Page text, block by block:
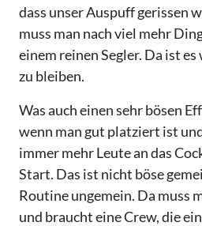
dass unser Auspuff gerissen
muss man nach viel mehr
einem reinen Segler. Da ist
zu bleiben.
Was auch einen sehr bösen
wenn man gut platziert ist
immer mehr Leute an das
Start. Das ist nicht böse
Routine ungemein. Da muss
und braucht eine Crew, die